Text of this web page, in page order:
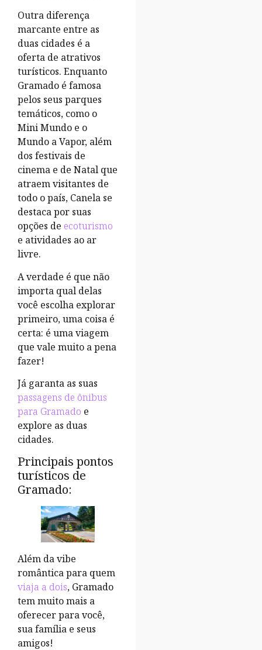
Outra diferença
marcante entre as
duas cidades é a
oferta de atrativos
turísticos. Enquanto
Gramado é famosa
pelos seus parques
temáticos, como o
Mini Mundo e o
Mundo a Vapor, além
dos festivais de
cinema e de Natal que
atraem visitantes de
todo o país, Canela se
destaca por suas
opções de ecoturismo
e atividades ao ar
livre.
A verdade é que não
importa qual delas
você escolha explorar
primeiro, uma coisa é
certa: é uma viagem
que vale muito a pena
fazer!
Já garanta as suas
passagens de ônibus
para Gramado e
explore as duas
cidades.
Principais pontos
turísticos de
Gramado:
Além da vibe
romântica para quem
viaja a dois, Gramado
tem muito mais a
oferecer para você,
sua família e seus
amigos!